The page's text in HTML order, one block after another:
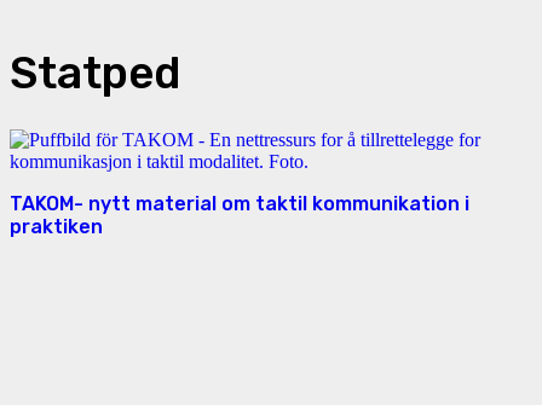
Statped
TAKOM- nytt material om taktil kommunikation i
praktiken